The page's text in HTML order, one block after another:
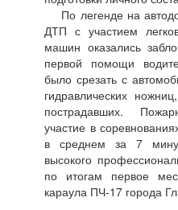
По легенде на
ДТП с участием
машин оказались
первой помощи
было срезать с
гидравлических
пострадавших.
участие в
в среднем за 7
высокого
по итогам первое
караула ПЧ-17 города